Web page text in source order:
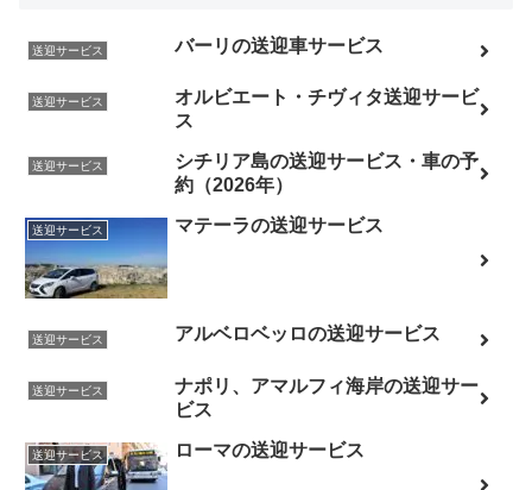
送迎サービス バーリの送迎車サービス
送迎サービス
オルビエート・チヴィタ送迎サービ
ス
送迎サービス
シチリア島の送迎サービス・車の予
約（2026年）
送迎サービス マテーラの送迎サービス
送迎サービス アルベロベッロの送迎サービス
送迎サービス
ナポリ、アマルフィ海岸の送迎サー
ビス
送迎サービス ローマの送迎サービス